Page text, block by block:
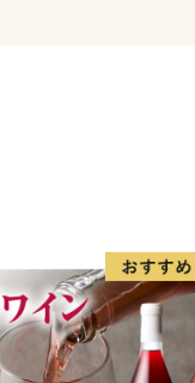
とがあります。